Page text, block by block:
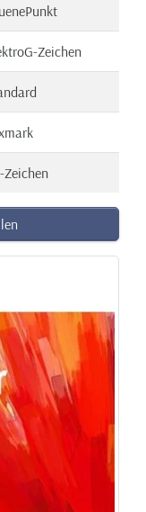
Zeichen
Zeichen